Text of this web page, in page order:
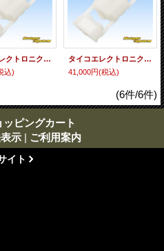
タイコエレクトロニクス AMP エレクトロタップ スプライス 配線コネクター 100個セット 白色
込)
タイコエレクトロニクス AMP エレクトロタップ スプライス 配線コネクター 1000個セット 白色
41,000円(税込)
(6件/6件)
ッピングカート
示 | ご利用案内
イト